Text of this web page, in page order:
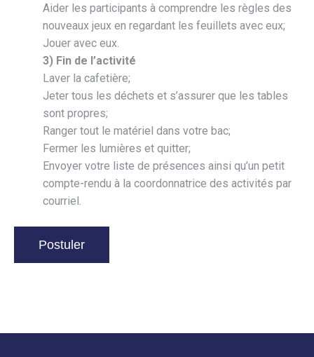
Aider les participants à comprendre les règles des
nouveaux jeux en regardant les feuillets avec eux;
Jouer avec eux.
3) Fin de l’activité
Laver la cafetière;
Jeter tous les déchets et s’assurer que les tables
sont propres;
Ranger tout le matériel dans votre bac;
Fermer les lumières et quitter;
Envoyer votre liste de présences ainsi qu’un petit
compte-rendu à la coordonnatrice des activités par
courriel.